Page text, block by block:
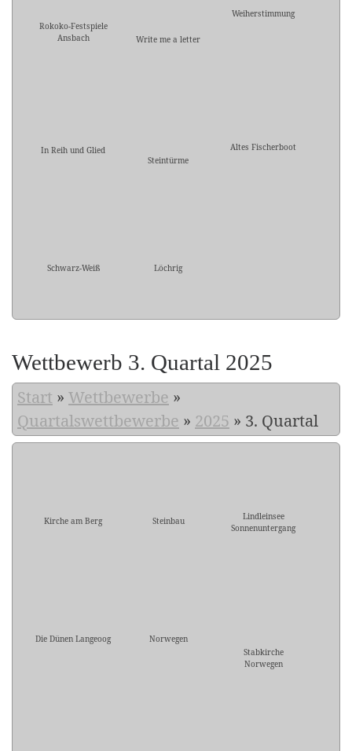
Rokoko-Festspiele
Ansbach
Write me a letter
Weiherstimmung
In Reih und Glied
Steintürme
Altes Fischerboot
Schwarz-Weiß Löchrig
Wettbewerb 3. Quartal 2025
Start » Wettbewerbe »
Quartalswettbewerbe » 2025 » 3. Quartal
Kirche am Berg Steinbau
Lindleinsee
Sonnenuntergang
Die Dünen Langeoog
Norwegen
Stabkirche
Norwegen